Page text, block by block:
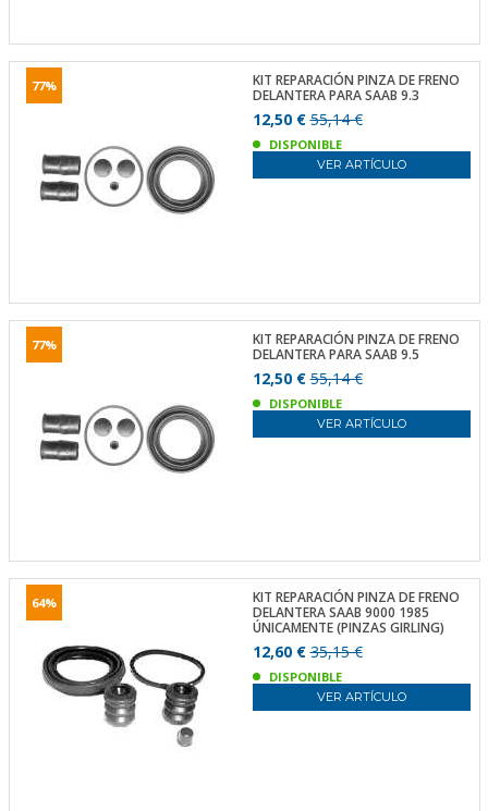
77%
KIT REPARACIÓN PINZA DE FRENO
DELANTERA PARA SAAB 9.3
12,50 €55,14 €
DISPONIBLE
VER ARTÍCULO
77%
KIT REPARACIÓN PINZA DE FRENO
DELANTERA PARA SAAB 9.5
12,50 €55,14 €
DISPONIBLE
VER ARTÍCULO
64%
KIT REPARACIÓN PINZA DE FRENO
DELANTERA SAAB 9000 1985
ÚNICAMENTE (PINZAS GIRLING)
12,60 €35,15 €
DISPONIBLE
VER ARTÍCULO